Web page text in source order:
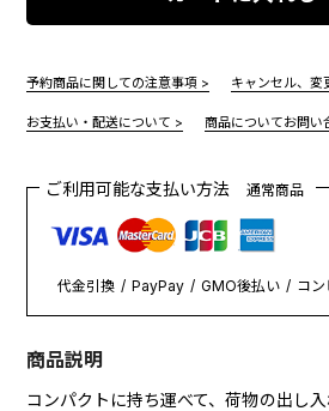
予約商品に関しての注意事項 > キャンセル、変
お支払い・配送について > 商品についてお問い
ご利用可能な支払い方法通常商品
代金引換 PayPay GMO後払い コ
商品説明
コンパクトに持ち運べて、荷物の出し